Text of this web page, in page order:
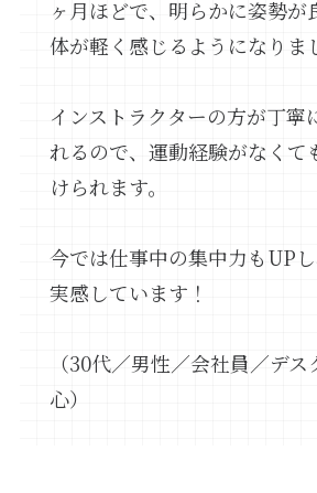
ヶ月ほどで、明らかに姿勢が
体が軽く感じるようになりま
インストラクターの方が丁寧
れるので、運動経験がなくて
けられます。
今では仕事中の集中力もUP
実感しています！
（30代／男性／会社員／デ
心）